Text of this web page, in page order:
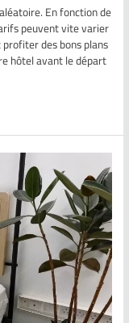
En fonction de
peuvent vite varier
des bons plans
hôtel avant le départ